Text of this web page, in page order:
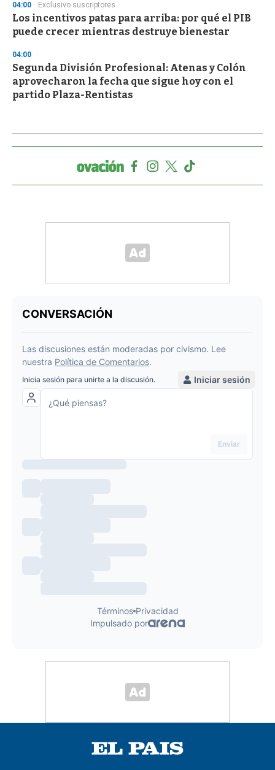
04:00 Exclusivo suscriptores
Los incentivos patas para arriba: por qué el PIB
puede crecer mientras destruye bienestar
04:00
Segunda División Profesional: Atenas y Colón
aprovecharon la fecha que sigue hoy con el
partido Plaza-Rentistas